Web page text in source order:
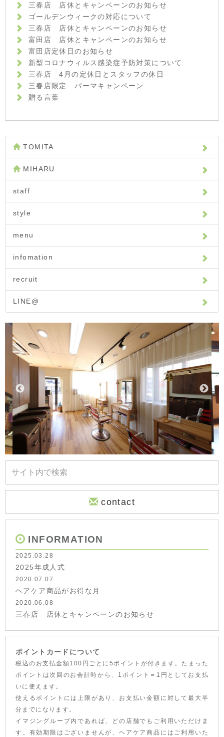
三春店 店休とキャンペーンのお知らせ
ゴールデンウィークの対応について
三春店 店休とキャンペーンのお知らせ
富田店 店休とキャンペーンのお知らせ
富田店定休日のお知らせ
新型コロナウィルス感染症予防対策について
三春店 4月の定休日とスタッフの休日
三春店限定 パーマキャンペーン
贈る言葉
TOMITA
MIHARU
staff
style
menu
infomation
recruit
LINE@
contact
INFORMATION
2025.03.28
2025年成人式
2020.07.07
ヘアケア商品がお得な月
2020.06.08
三春店 店休とキャンペーンのお知らせ
ポイントカードについて
税込のお支払金額100円ごとに5ポイントが付きます。たまった
ポイントは次回のお会計時から、1ポイント＝1円としてお支払
いに使えます。
使えるポイントには上限があり、お支払い金額に対して最大半
分までになります。
イマジングループ内であれば、どの店舗でもご利用いただけま
す。有効期限はございませんが、ヘアケア商品にはご利用いた